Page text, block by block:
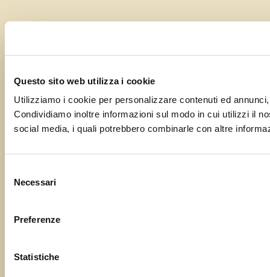
Questo sito web utilizza i cookie
Utilizziamo i cookie per personalizzare contenuti ed
Condividiamo inoltre informazioni sul modo in cui utilizzi il
social media, i quali potrebbero combinarle con altre
delNecessari
Preferenze
Statistiche